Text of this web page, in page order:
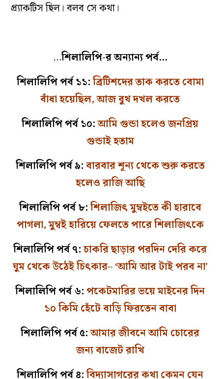
প্র্যাকটিস ছিল। বলব সে কথা।
…শিলালিপি-র অন্যান্য পর্ব…
শিলালিপি পর্ব ১১:ব্রিটিশদের তাক করতে বোমা
বাঁধা হয়েছিল, আজ বুথ দখল করতে
শিলালিপি পর্ব ১০:আমি গুন্ডা হলেও জনপ্রিয়
গুন্ডাই হতাম
শিলালিপি পর্ব ৯:বারবার শূন্য থেকে শুরু করতে
হলেও রাজি আছি
শিলালিপি পর্ব ৮:শিলাজিৎ মুম্বইতে কী হারাবে
পাগলা, মুম্বই হারিয়ে ফেলতে পারে শিলাজিৎকে
শিলালিপি পর্ব ৭:চাকরি ছাড়ার পরদিন দেরি করে
ঘুম থেকে উঠেই চিৎকার– ‘আমি আর টাই পরব না’
শিলালিপি পর্ব ৬:পকেটমারির ভয়ে মাইনের দিন
১০ কিমি হেঁটে বাড়ি ফিরতেন বাবা
শিলালিপি পর্ব ৫:আমার জীবনে আমি চোরের
জন্য বাজেট রাখি
শিলালিপি পর্ব ৪:বিদ্যাসাগরের কথা কেমন যেন